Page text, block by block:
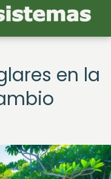
en la